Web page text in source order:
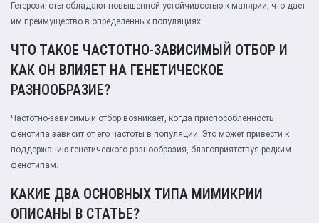
Гетерозиготы обладают повышенной устойчивостью к малярии, что дает
им преимущество в определенных популяциях.
ЧТО ТАКОЕ ЧАСТОТНО-ЗАВИСИМЫЙ ОТБОР И
КАК ОН ВЛИЯЕТ НА ГЕНЕТИЧЕСКОЕ
РАЗНООБРАЗИЕ?
Частотно-зависимый отбор возникает, когда приспособленность
фенотипа зависит от его частоты в популяции. Это может привести к
поддержанию генетического разнообразия, благоприятствуя редким
фенотипам.
КАКИЕ ДВА ОСНОВНЫХ ТИПА МИМИКРИИ
ОПИСАНЫ В СТАТЬЕ?